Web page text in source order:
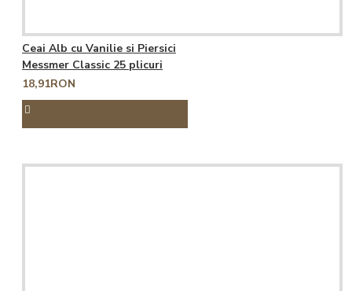
Ceai Alb cu Vanilie si Piersici
Messmer Classic 25 plicuri
18,91RON